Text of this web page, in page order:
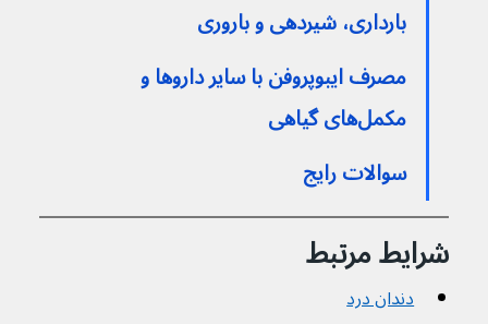
بارداری، شیردهی و باروری
مصرف ایبوپروفن با سایر داروها و
مکمل‌های گیاهی
سوالات رایج
شرایط مرتبط
دندان درد